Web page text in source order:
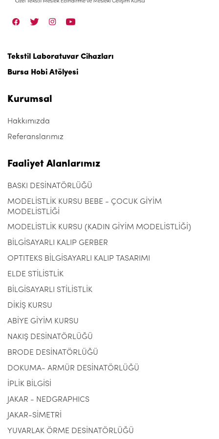
Tekstil Laboratuvar Cihazları
Bursa Hobi Atölyesi
Kurumsal
Hakkımızda
Referanslarımız
Faaliyet Alanlarımız
BASKI DESİNATÖRLÜĞÜ
MODELİSTLİK KURSU BEBE - ÇOCUK GİYİM
MODELİSTLİĞİ
MODELİSTLİK KURSU (KADIN GİYİM MODELİSTLİĞİ)
BİLGİSAYARLI KALIP GERBER
OPTITEKS BİLGİSAYARLI KALIP TASARIMI
ELDE STİLİSTLİK
BİLGİSAYARLI STİLİSTLİK
DİKİŞ KURSU
ABİYE GİYİM KURSU
NAKIŞ DESİNATÖRLÜĞÜ
BRODE DESİNATÖRLÜĞÜ
DOKUMA- ARMÜR DESİNATÖRLÜĞÜ
İPLİK BİLGİSİ
JAKAR - NEDGRAPHICS
JAKAR-SİMETRİ
YUVARLAK ÖRME DESİNATÖRLÜĞÜ